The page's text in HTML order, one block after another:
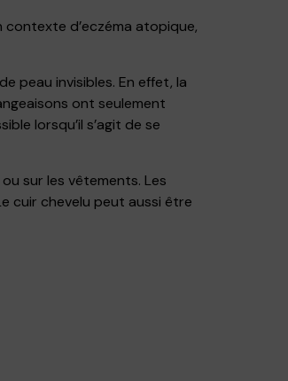
d’eczéma atopique,
peau invisibles. En effet, la
ont seulement
lorsqu’il s’agit de se
sur les vêtements. Les
cuir chevelu peut aussi être